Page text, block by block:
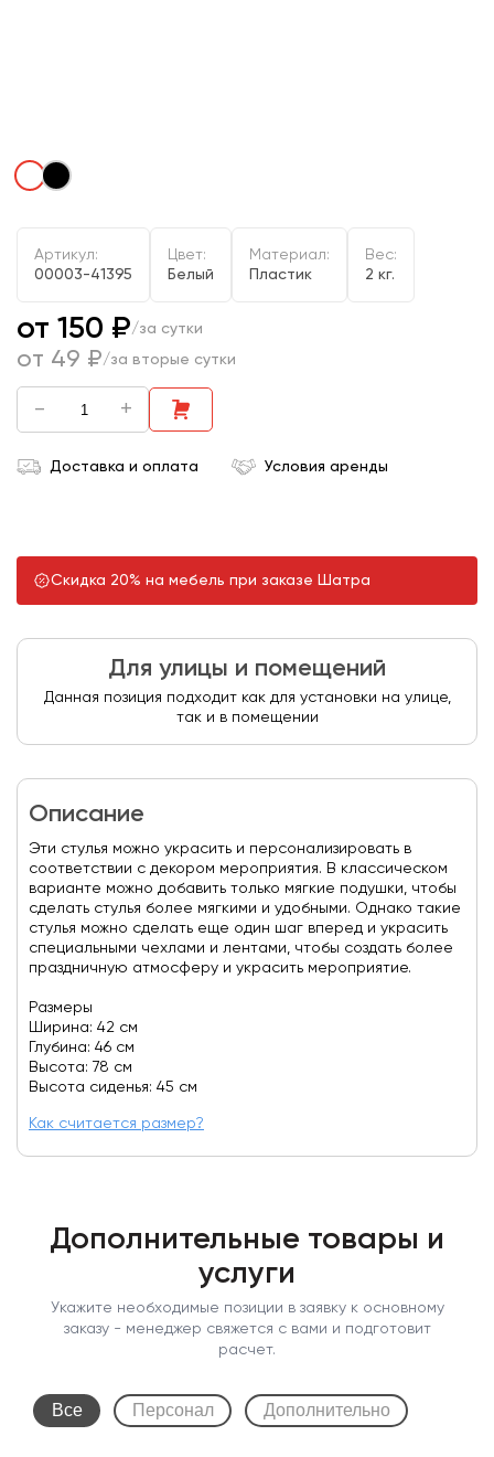
Артикул:
00003-41395
Цвет:
Белый
Материал:
Пластик
Вес:
2 кг.
от 150 ₽/за сутки
от 49 ₽/за вторые сутки
- +
Доставка и оплата Условия аренды
Скидка 20% на мебель при заказе Шатра
Для улицы и помещений
Данная позиция подходит как для установки на улице,
так и в помещении
Описание
Эти стулья можно украсить и персонализировать в
соответствии с декором мероприятия. В классическом
варианте можно добавить только мягкие подушки, чтобы
сделать стулья более мягкими и удобными. Однако такие
стулья можно сделать еще один шаг вперед и украсить
специальными чехлами и лентами, чтобы создать более
праздничную атмосферу и украсить мероприятие.
Размеры
Ширина: 42 см
Глубина: 46 см
Высота: 78 см
Высота сиденья: 45 см
Как считается размер?
Дополнительные товары и
услуги
Укажите необходимые позиции в заявку к основному
заказу - менеджер свяжется с вами и подготовит
расчет.
Все Персонал Дополнительно